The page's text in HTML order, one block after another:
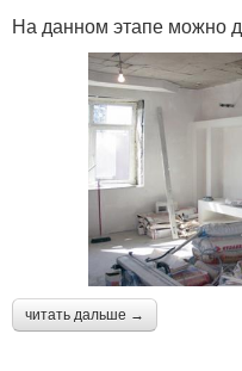
На данном этапе можно
читать дальше →